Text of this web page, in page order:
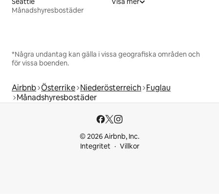
Månadshyresbostäder
*Några undantag kan gälla i vissa geografiska områden och
för vissa boenden.
Airbnb Österrike Niederösterreich Fuglau
Månadshyresbostäder
© 2026 Airbnb, Inc.
Integritet
Villkor